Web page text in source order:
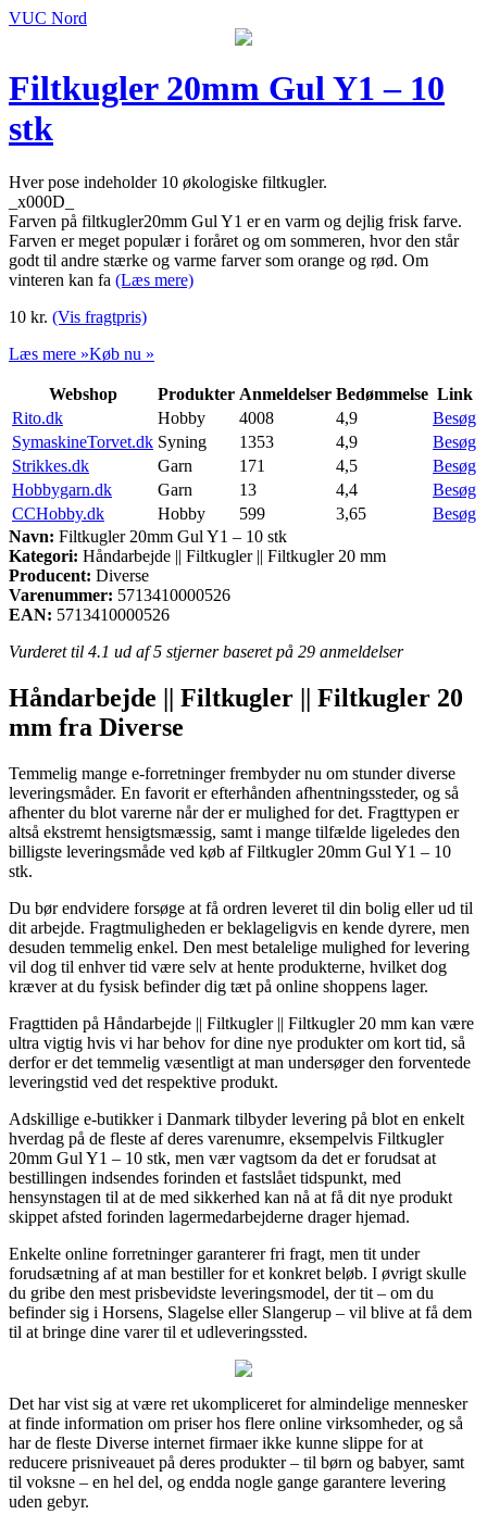
VUC Nord
Filtkugler 20mm Gul Y1 – 10
stk
Hver pose indeholder 10 økologiske filtkugler.
_x000D_
Farven på filtkugler20mm Gul Y1 er en varm og dejlig frisk farve.
Farven er meget populær i foråret og om sommeren, hvor den står
godt til andre stærke og varme farver som orange og rød. Om
vinteren kan fa (Læs mere)
10 kr. (Vis fragtpris)
Læs mere »Køb nu »
Webshop Produkter Anmeldelser Bedømmelse Link
Rito.dk
Hobby 4008 4,9
Besøg
SymaskineTorvet.dk Syning 1353 4,9
Besøg
Strikkes.dk
Garn 171 4,5
Besøg
Hobbygarn.dk
Garn 13 4,4
Besøg
CCHobby.dk
Hobby 599 3,65
Besøg
Navn: Filtkugler 20mm Gul Y1 – 10 stk
Kategori: Håndarbejde || Filtkugler || Filtkugler 20 mm
Producent: Diverse
Varenummer: 5713410000526
EAN: 5713410000526
Vurderet til 4.1 ud af 5 stjerner baseret på 29 anmeldelser
Håndarbejde || Filtkugler || Filtkugler 20
mm fra Diverse
Temmelig mange e-forretninger frembyder nu om stunder diverse
leveringsmåder. En favorit er efterhånden afhentningssteder, og så
afhenter du blot varerne når der er mulighed for det. Fragttypen er
altså ekstremt hensigtsmæssig, samt i mange tilfælde ligeledes den
billigste leveringsmåde ved køb af Filtkugler 20mm Gul Y1 – 10
stk.
Du bør endvidere forsøge at få ordren leveret til din bolig eller ud til
dit arbejde. Fragtmuligheden er beklageligvis en kende dyrere, men
desuden temmelig enkel. Den mest betalelige mulighed for levering
vil dog til enhver tid være selv at hente produkterne, hvilket dog
kræver at du fysisk befinder dig tæt på online shoppens lager.
Fragttiden på Håndarbejde || Filtkugler || Filtkugler 20 mm kan være
ultra vigtig hvis vi har behov for dine nye produkter om kort tid, så
derfor er det temmelig væsentligt at man undersøger den forventede
leveringstid ved det respektive produkt.
Adskillige e-butikker i Danmark tilbyder levering på blot en enkelt
hverdag på de fleste af deres varenumre, eksempelvis Filtkugler
20mm Gul Y1 – 10 stk, men vær vagtsom da det er forudsat at
bestillingen indsendes forinden et fastslået tidspunkt, med
hensynstagen til at de med sikkerhed kan nå at få dit nye produkt
skippet afsted forinden lagermedarbejderne drager hjemad.
Enkelte online forretninger garanterer fri fragt, men tit under
forudsætning af at man bestiller for et konkret beløb. I øvrigt skulle
du gribe den mest prisbevidste leveringsmodel, der tit – om du
befinder sig i Horsens, Slagelse eller Slangerup – vil blive at få dem
til at bringe dine varer til et udleveringssted.
Det har vist sig at være ret ukompliceret for almindelige mennesker
at finde information om priser hos flere online virksomheder, og så
har de fleste Diverse internet firmaer ikke kunne slippe for at
reducere prisniveauet på deres produkter – til børn og babyer, samt
til voksne – en hel del, og endda nogle gange garantere levering
uden gebyr.